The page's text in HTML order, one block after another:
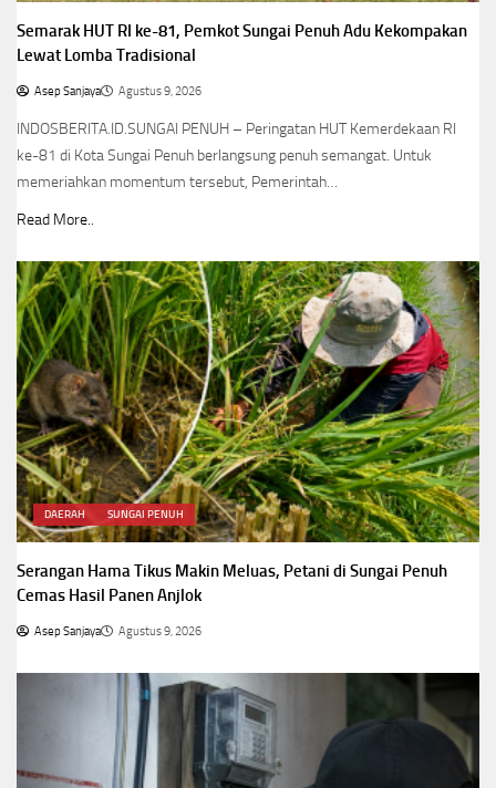
Semarak HUT RI ke-81, Pemkot Sungai Penuh Adu Kekompakan
Lewat Lomba Tradisional
Asep Sanjaya Agustus 9, 2026
INDOSBERITA.ID.SUNGAI PENUH – Peringatan HUT Kemerdekaan RI
ke-81 di Kota Sungai Penuh berlangsung penuh semangat. Untuk
memeriahkan momentum tersebut, Pemerintah…
Read More..
DAERAH SUNGAI PENUH
Serangan Hama Tikus Makin Meluas, Petani di Sungai Penuh
Cemas Hasil Panen Anjlok
Asep Sanjaya Agustus 9, 2026